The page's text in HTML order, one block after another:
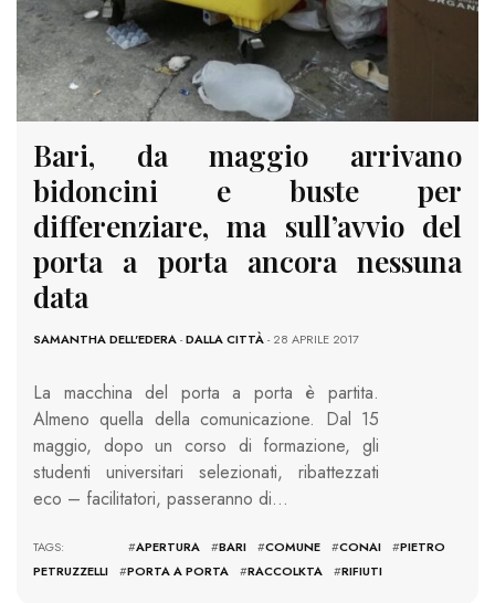
Bari, da maggio arrivano
bidoncini e buste per
differenziare, ma sull’avvio del
porta a porta ancora nessuna
data
SAMANTHA DELL'EDERA-DALLA CITTÀ- 28 APRILE 2017
La macchina del porta a porta è partita.
Almeno quella della comunicazione. Dal 15
maggio, dopo un corso di formazione, gli
studenti universitari selezionati, ribattezzati
eco – facilitatori, passeranno di…
TAGS: #APERTURA #BARI #COMUNE #CONAI #PIETRO
PETRUZZELLI
#PORTA A PORTA #RACCOLKTA #RIFIUTI